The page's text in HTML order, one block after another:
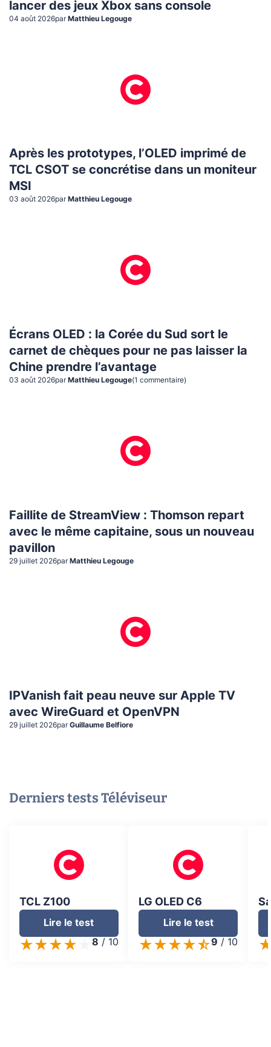
lancer des jeux Xbox sans console
04 août 2026par Matthieu Legouge
Après les prototypes, l’OLED imprimé de
TCL CSOT se concrétise dans un moniteur
MSI
03 août 2026par Matthieu Legouge
Écrans OLED : la Corée du Sud sort le
carnet de chèques pour ne pas laisser la
Chine prendre l’avantage
03 août 2026par Matthieu Legouge(1 commentaire)
Faillite de StreamView : Thomson repart
avec le même capitaine, sous un nouveau
pavillon
29 juillet 2026par Matthieu Legouge
IPVanish fait peau neuve sur Apple TV
avec WireGuard et OpenVPN
29 juillet 2026par Guillaume Belfiore
Derniers testsTéléviseur
TCL Z100
Lire le test
8 / 10
LG OLED C6
Lire le test
9 / 10